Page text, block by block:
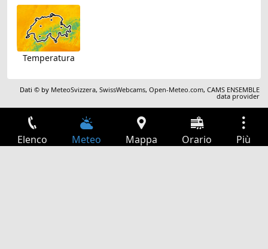
Temperatura
Dati © by MeteoSvizzera,SwissWebcams,Open-Meteo.com,CAMS ENSEMBLE
data provider
Elenco Meteo Mappa Orario Più